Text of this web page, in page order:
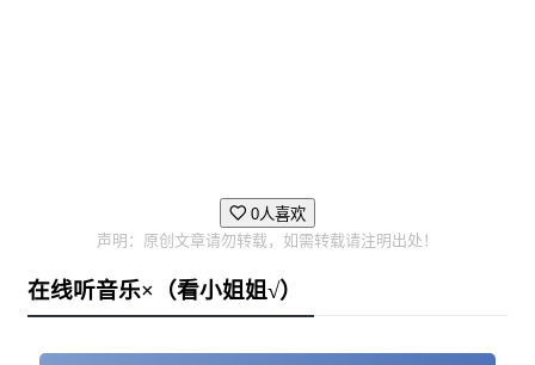
0人喜欢
声明：原创文章请勿转载，如需转载请注明出处！
在线听音乐×（看小姐姐√）